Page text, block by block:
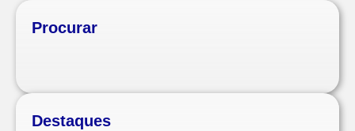
Procurar
Destaques